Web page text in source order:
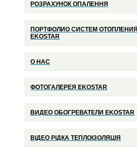
РОЗРАХУНОК ОПАЛЕННЯ
ПОРТФОЛИО СИСТЕМ ОТОПЛЕНИЯ
EKOSTAR
О НАС
ФОТОГАЛЕРЕЯ EKOSTAR
ВИДЕО ОБОГРЕВАТЕЛИ EKOSTAR
ВІДЕО РІДКА ТЕПЛОІЗОЛЯЦІЯ